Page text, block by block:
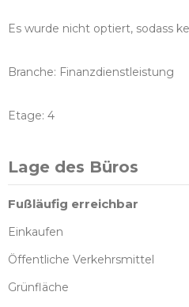
Es wurde nicht optiert, sodass
Branche: Finanzdienstleistung
Etage: 4
Lage des Büros
Fußläufig erreichbar
Einkaufen
Öffentliche Verkehrsmittel
Grünfläche